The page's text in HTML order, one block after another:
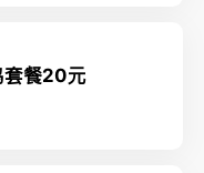
套餐20元